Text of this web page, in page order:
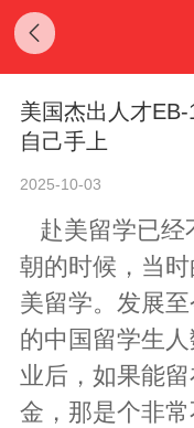
美国杰出人才
自己手上
2025-10-03
赴美留学已经
朝的时候，当
美留学。发展
的中国留学生
业后，如果能
金，那是个非